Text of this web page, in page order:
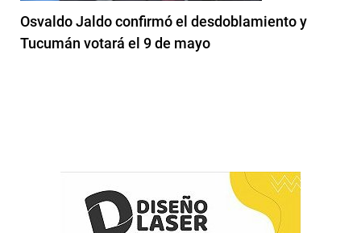
Osvaldo Jaldo confirmó el desdoblamiento y
Tucumán votará el 9 de mayo